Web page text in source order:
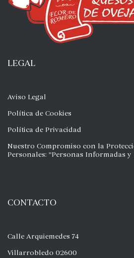
LEGAL
Aviso Legal
Política de Cookies
Política de Privacidad
Nuestro Compromiso con la
Personales: "Personas Informadas
CONTACTO
Calle Arquiemedes 74
Villarrobledo 02600